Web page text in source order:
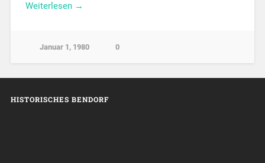
Weiterlesen →
Januar 1, 1980 0
HISTORISCHES BENDORF